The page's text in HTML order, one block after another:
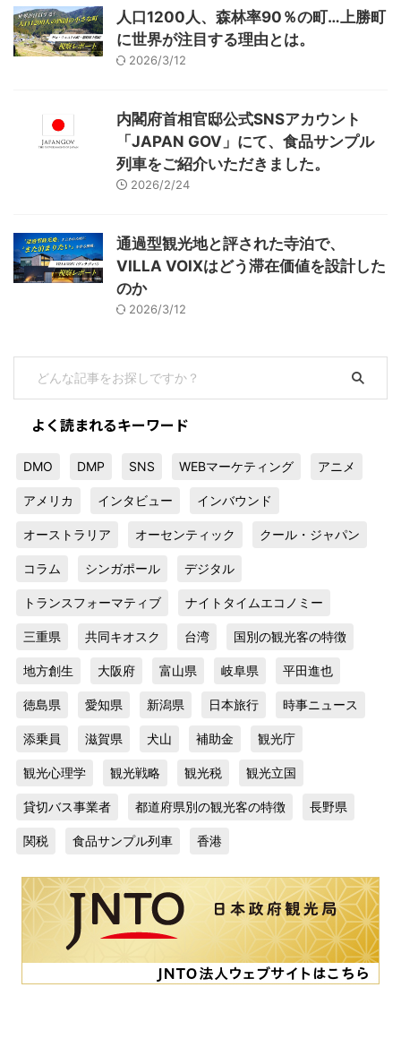
人口1200人、森林率90％の町…上勝町
に世界が注目する理由とは。
2026/3/12
内閣府首相官邸公式SNSアカウント
「JAPAN GOV」にて、食品サンプル
列車をご紹介いただきました。
2026/2/24
通過型観光地と評された寺泊で、
VILLA VOIXはどう滞在価値を設計した
のか
2026/3/12
よく読まれるキーワード
DMO DMP SNS WEBマーケティング アニメ
アメリカ インタビュー インバウンド
オーストラリア オーセンティック クール・ジャパン
コラム シンガポール デジタル
トランスフォーマティブ ナイトタイムエコノミー
三重県 共同キオスク 台湾 国別の観光客の特徴
地方創生 大阪府 富山県 岐阜県 平田進也
徳島県 愛知県 新潟県 日本旅行 時事ニュース
添乗員 滋賀県 犬山 補助金 観光庁
観光心理学 観光戦略 観光税 観光立国
貸切バス事業者 都道府県別の観光客の特徴 長野県
関税 食品サンプル列車 香港